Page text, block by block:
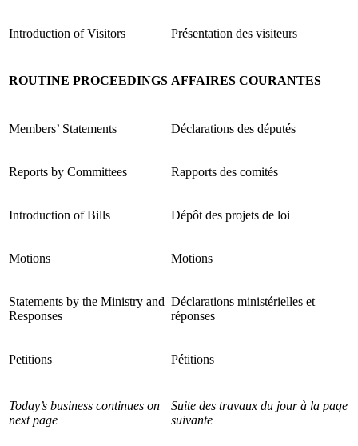
Introduction of Visitors Présentation des visiteurs
ROUTINE PROCEEDINGS AFFAIRES COURANTES
Members’ Statements Déclarations des députés
Reports by Committees Rapports des comités
Introduction of Bills Dépôt des projets de loi
Motions Motions
Statements by the Ministry and
Responses
Déclarations ministérielles et
réponses
Petitions Pétitions
Today’s business continues on
next page
Suite des travaux du jour à la page
suivante